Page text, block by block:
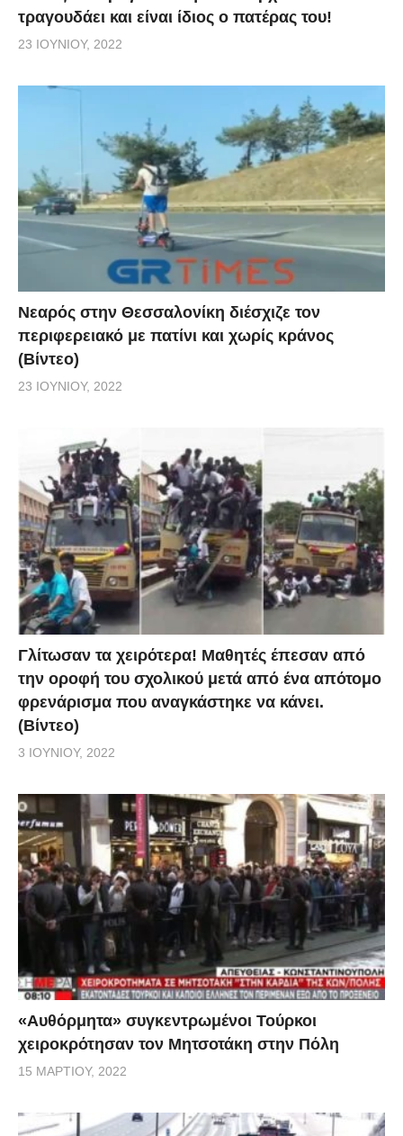
τραγουδάει και είναι ίδιος ο πατέρας του!
23 ΙΟΥΝΊΟΥ, 2022
Νεαρός στην Θεσσαλονίκη διέσχιζε τον
περιφερειακό με πατίνι και χωρίς κράνος
(Βίντεο)
23 ΙΟΥΝΊΟΥ, 2022
Γλίτωσαν τα χειρότερα! Μαθητές έπεσαν από
την οροφή του σχολικού μετά από ένα απότομο
φρενάρισμα που αναγκάστηκε να κάνει.
(Βίντεο)
3 ΙΟΥΝΊΟΥ, 2022
«Αυθόρμητα» συγκεντρωμένοι Τούρκοι
χειροκρότησαν τον Μητσοτάκη στην Πόλη
15 ΜΑΡΤΊΟΥ, 2022